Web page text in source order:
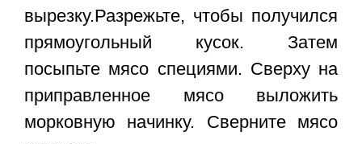
вырезку.Разрежьте, чтобы получился
прямоугольный кусок. Затем
посыпьте мясо специями. Сверху на
приправленное мясо выложить
морковную начинку. Сверните мясо